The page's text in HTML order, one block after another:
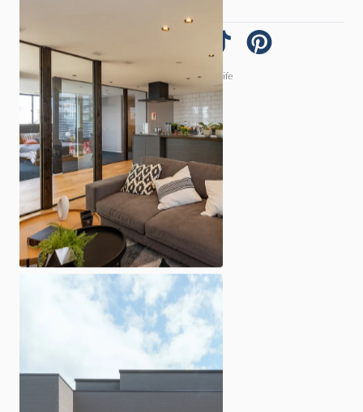
© 2026 ARCHI homelife